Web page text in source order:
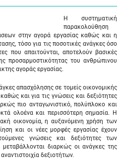
Η συστηματική
παρακολούθηση
στην αγορά εργασίας καθώς και η
τόσο για τις ποσοτικές ανάγκες όσο
που απαιτούνται, αποτελούν βασικές
προσαρμοστικότητας του ανθρώπινου
αγοράς εργασίας.
απασχόλησης σε τομείς οικονομικής
και για τις γνώσεις και δεξιότητες
πιο ανταγωνιστικό, πολύπλοκο και
ολοένα και περισσότερη σημασία. Η
οικονομία, η αυξανόμενη χρήση των
και οι νέες μορφές εργασίας έχουν
γνώσεις και δεξιότητες των
διαρκώς οι ανάγκες της
δεξιοτήτων.